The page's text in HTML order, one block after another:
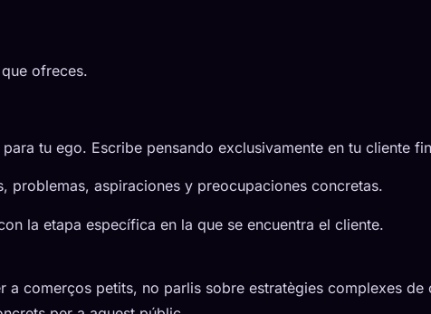
ofreces.
tu ego. Escribe pensando exclusivamente en tu cliente
problemas, aspiraciones y preocupaciones concretas.
la etapa específica en la que se encuentra el cliente.
a comerços petits, no parlis sobre estratègies complexes de